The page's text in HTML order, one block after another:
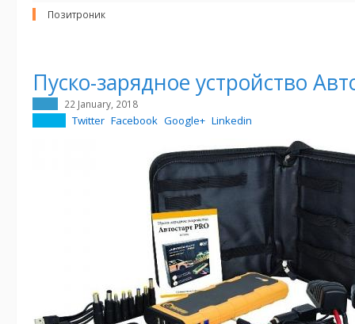
Позитроник
Пуско-зарядное устройство
22 January, 2018
Twitter Facebook Google+ Linkedin